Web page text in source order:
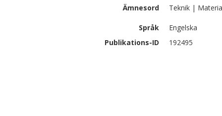
Ämnesord
Teknik |
Språk
Engelska
Publikations-ID
192495